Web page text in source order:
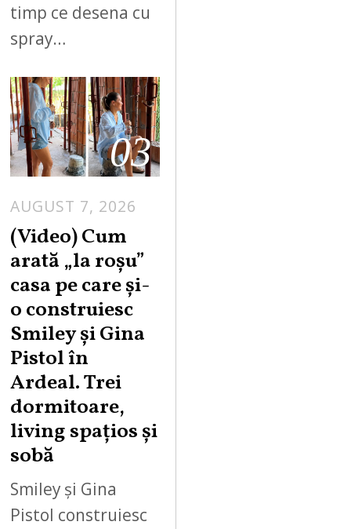
timp ce desena cu
spray…
03
AUGUST 7, 2026
(Video) Cum
arată „la roşu”
casa pe care şi-
o construiesc
Smiley şi Gina
Pistol în
Ardeal. Trei
dormitoare,
living spațios și
sobă
Smiley și Gina
Pistol construiesc